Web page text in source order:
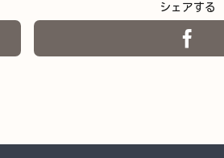
シェアする